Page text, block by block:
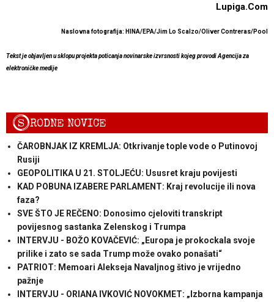
Lupiga.Com
Naslovna fotografija: HINA/EPA/Jim Lo Scalzo/Oliver Contreras/Pool
Tekst je objavljen u sklopu projekta poticanja novinarske izvrsnosti kojeg provodi Agencija za
elektroničke medije
SRODNE NOVICE
ČAROBNJAK IZ KREMLJA: Otkrivanje tople vode o Putinovoj
Rusiji
GEOPOLITIKA U 21. STOLJEĆU: Ususret kraju povijesti
KAD POBUNA IZABERE PARLAMENT: Kraj revolucije ili nova
faza?
SVE ŠTO JE REČENO: Donosimo cjeloviti transkript
povijesnog sastanka Zelenskog i Trumpa
INTERVJU - BOŽO KOVAČEVIĆ: „Europa je prokockala svoje
prilike i zato se sada Trump može ovako ponašati“
PATRIOT: Memoari Alekseja Navaljnog štivo je vrijedno
pažnje
INTERVJU - ORIANA IVKOVIĆ NOVOKMET: „Izborna kampanja